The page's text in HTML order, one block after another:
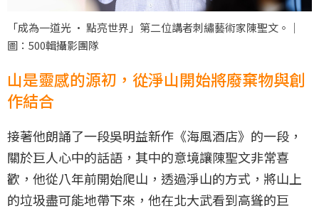
「成為一道光 · 點亮世界」第二位講者刺繡藝術家陳聖文。｜
圖：500輯攝影團隊
山是靈感的源初，從淨山開始將廢棄物與創
作結合
接著他朗誦了一段吳明益新作《海風酒店》的一段，
關於巨人心中的話語，其中的意境讓陳聖文非常喜
歡，他從八年前開始爬山，透過淨山的方式，將山上
的垃圾盡可能地帶下來，他在北大武看到高聳的巨